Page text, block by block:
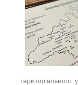
територіального